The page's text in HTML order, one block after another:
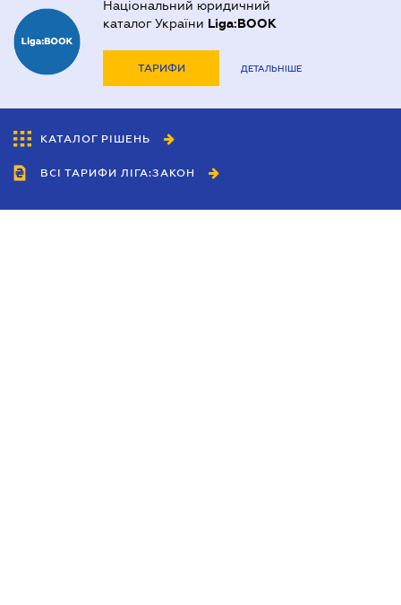
Національний юридичний
каталог України Liga:BOOK
ТАРИФИ ДЕТАЛЬНІШЕ
КАТАЛОГ РІШЕНЬ
ВСІ ТАРИФИ ЛІГА:ЗАКОН